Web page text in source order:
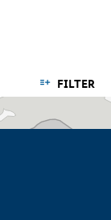
FILTER